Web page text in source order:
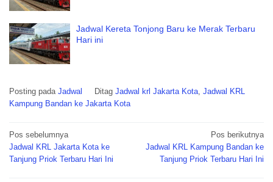
Jadwal Kereta Tonjong Baru ke Merak Terbaru
Hari ini
Posting pada Jadwal Ditag Jadwal krl Jakarta Kota, Jadwal KRL
Kampung Bandan ke Jakarta Kota
Navigasi
pos
Pos sebelumnya
Jadwal KRL Jakarta Kota ke
Tanjung Priok Terbaru Hari Ini
Pos berikutnya
Jadwal KRL Kampung Bandan ke
Tanjung Priok Terbaru Hari Ini